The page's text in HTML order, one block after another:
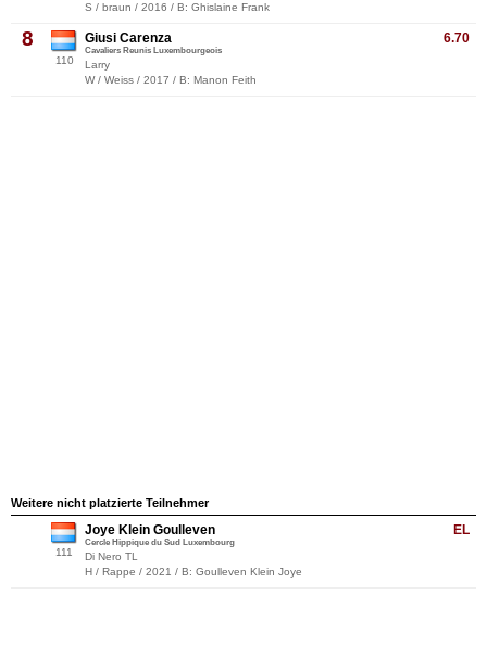
S / braun / 2016 / B: Ghislaine Frank
8
110
6.70
Giusi Carenza
Cavaliers Reunis Luxembourgeois
Larry
W / Weiss / 2017 / B: Manon Feith
Weitere nicht platzierte Teilnehmer
111
EL
Joye Klein Goulleven
Cercle Hippique du Sud Luxembourg
Di Nero TL
H / Rappe / 2021 / B: Goulleven Klein Joye